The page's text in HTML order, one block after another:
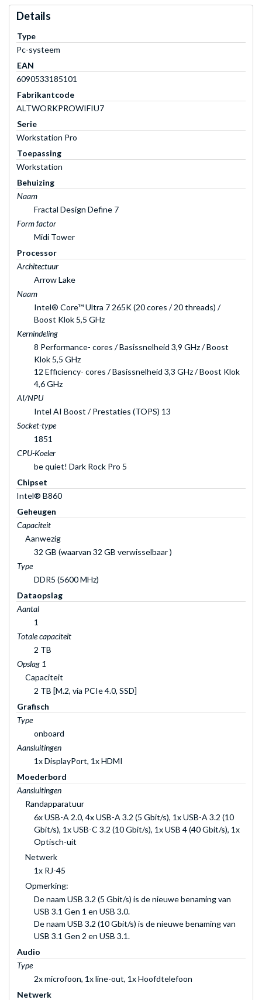
Details
Type
Pc-systeem
EAN
6090533185101
Fabrikantcode
ALTWORKPROWIFIU7
Serie
Workstation Pro
Toepassing
Workstation
Behuizing
Naam
Fractal Design Define 7
Form factor
Midi Tower
Processor
Architectuur
Arrow Lake
Naam
Intel® Core™ Ultra 7 265K (20 cores / 20 threads) /
Boost Klok 5,5 GHz
Kernindeling
8 Performance- cores / Basissnelheid 3,9 GHz / Boost
Klok 5,5 GHz
12 Efficiency- cores / Basissnelheid 3,3 GHz / Boost Klok
4,6 GHz
AI/NPU
Intel AI Boost / Prestaties (TOPS) 13
Socket-type
1851
CPU-Koeler
be quiet! Dark Rock Pro 5
Chipset
Intel® B860
Geheugen
Capaciteit
Aanwezig
32 GB (waarvan 32 GB verwisselbaar )
Type
DDR5 (5600 MHz)
Dataopslag
Aantal
1
Totale capaciteit
2 TB
Opslag 1
Capaciteit
2 TB [M.2, via PCIe 4.0, SSD]
Grafisch
Type
onboard
Aansluitingen
1x DisplayPort, 1x HDMI
Moederbord
Aansluitingen
Randapparatuur
6x USB-A 2.0, 4x USB-A 3.2 (5 Gbit/s), 1x USB-A 3.2 (10
Gbit/s), 1x USB-C 3.2 (10 Gbit/s), 1x USB 4 (40 Gbit/s), 1x
Optisch-uit
Netwerk
1x RJ-45
Opmerking:
De naam USB 3.2 (5 Gbit/s) is de nieuwe benaming van
USB 3.1 Gen 1 en USB 3.0.
De naam USB 3.2 (10 Gbit/s) is de nieuwe benaming van
USB 3.1 Gen 2 en USB 3.1.
Audio
Type
2x microfoon, 1x line-out, 1x Hoofdtelefoon
Netwerk